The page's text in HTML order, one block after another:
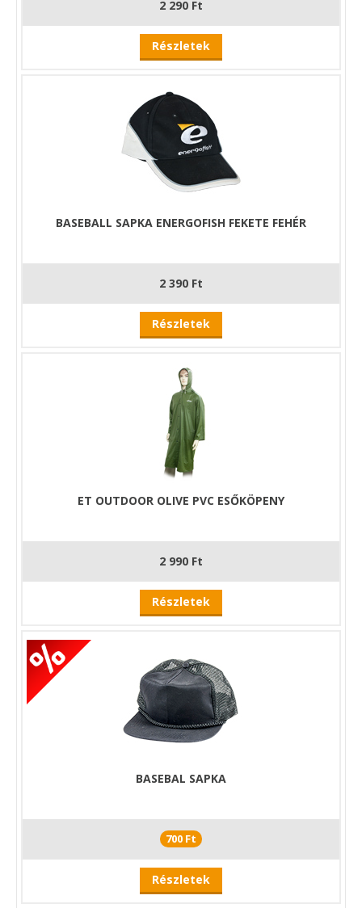
2 290 Ft
Részletek
BASEBALL SAPKA ENERGOFISH FEKETE FEHÉR
2 390 Ft
Részletek
ET OUTDOOR OLIVE PVC ESŐKÖPENY
2 990 Ft
Részletek
BASEBAL SAPKA
700 Ft
Részletek